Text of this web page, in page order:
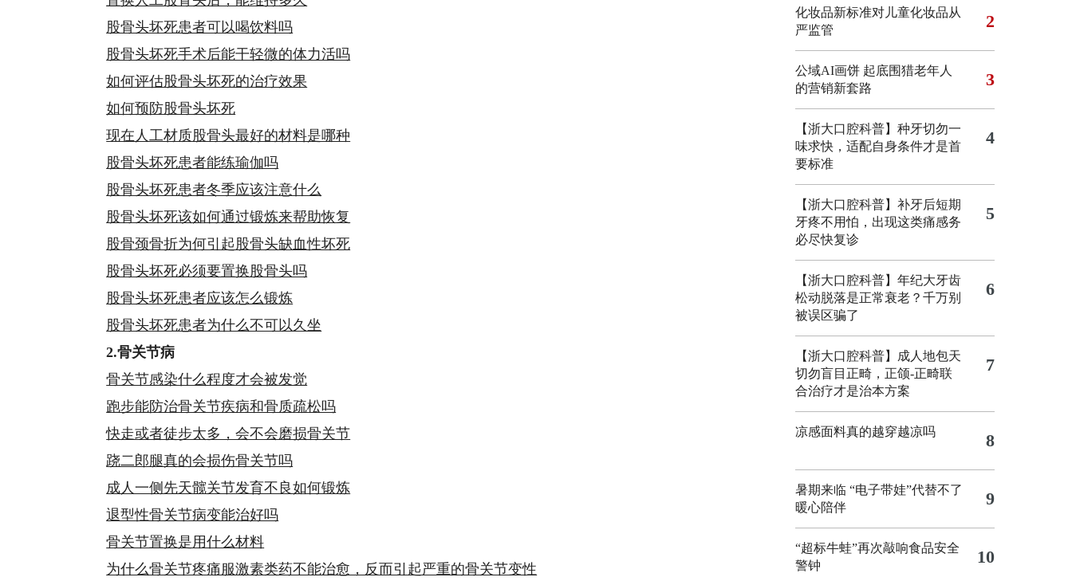
股骨头坏死患者可以喝饮料吗
股骨头坏死手术后能干轻微的体力活吗
如何评估股骨头坏死的治疗效果
如何预防股骨头坏死
现在人工材质股骨头最好的材料是哪种
股骨头坏死患者能练瑜伽吗
股骨头坏死患者冬季应该注意什么
股骨头坏死该如何通过锻炼来帮助恢复
股骨颈骨折为何引起股骨头缺血性坏死
股骨头坏死必须要置换股骨头吗
股骨头坏死患者应该怎么锻炼
股骨头坏死患者为什么不可以久坐
2.骨关节病
骨关节感染什么程度才会被发觉
跑步能防治骨关节疾病和骨质疏松吗
快走或者徒步太多，会不会磨损骨关节
跷二郎腿真的会损伤骨关节吗
成人一侧先天髋关节发育不良如何锻炼
退型性骨关节病变能治好吗
骨关节置换是用什么材料
为什么骨关节疼痛服激素类药不能治愈，反而引起严重的骨关节变性
化妆品新标准对儿童化妆品从
严监管
2
公域AI画饼 起底围猎老年人
的营销新套路
3
【浙大口腔科普】种牙切勿一
味求快，适配自身条件才是首
要标准
4
【浙大口腔科普】补牙后短期
牙疼不用怕，出现这类痛感务
必尽快复诊
5
【浙大口腔科普】年纪大牙齿
松动脱落是正常衰老？千万别
被误区骗了
6
【浙大口腔科普】成人地包天
切勿盲目正畸，正颌‑正畸联
合治疗才是治本方案
7
凉感面料真的越穿越凉吗 8
暑期来临 “电子带娃”代替不了
暖心陪伴
9
“超标牛蛙”再次敲响食品安全
警钟
10